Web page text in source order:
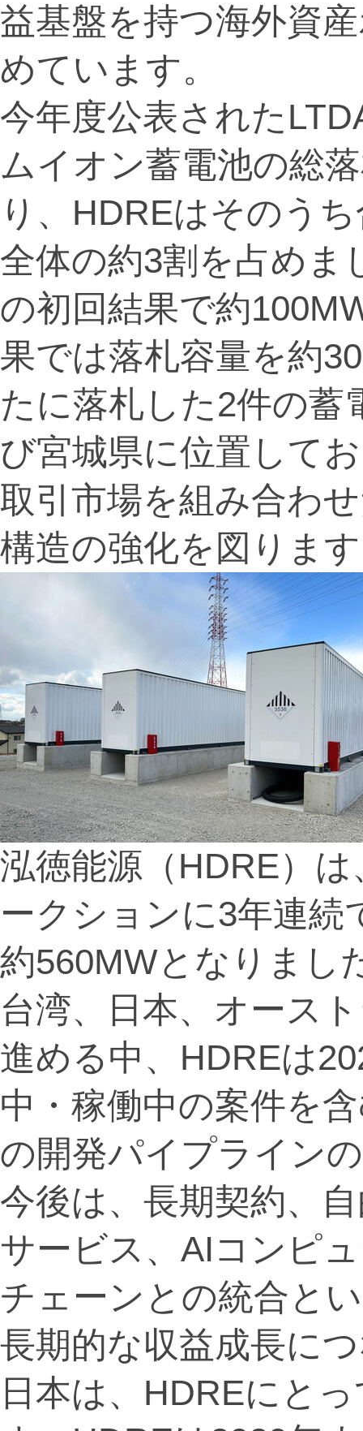
益基盤を持つ海外資
めています。
今年度公表された
ムイオン蓄電池の総
り、HDREはそのう
全体の約3割を占めま
の初回結果で約
果では落札容量を約
たに落札した2件の蓄
び宮城県に位置して
取引市場を組み合わ
構造の強化を図りま
泓徳能源（HDRE）
ークションに3年連続
約560MWとなりまし
台湾、日本、オース
進める中、HDREは
中・稼働中の案件を
の開発パイプライン
今後は、長期契約、
サービス、AIコンピ
チェーンとの統合と
長期的な収益成長に
日本は、HDREにと